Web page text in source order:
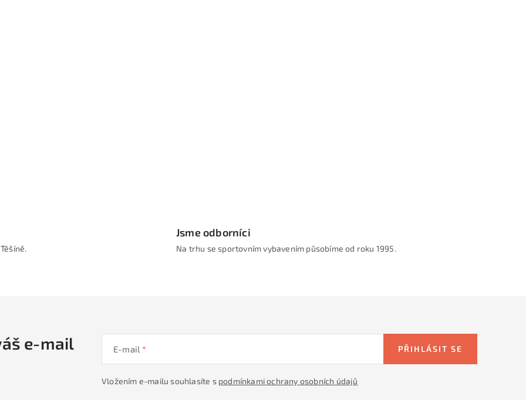
Jsme odborníci
Na trhu se sportovním vybavením působíme od roku 1995.
e-mail E-mail
Vložením e-mailu souhlasíte s podmínkami ochrany osobních údajů
PŘIHLÁSIT SE